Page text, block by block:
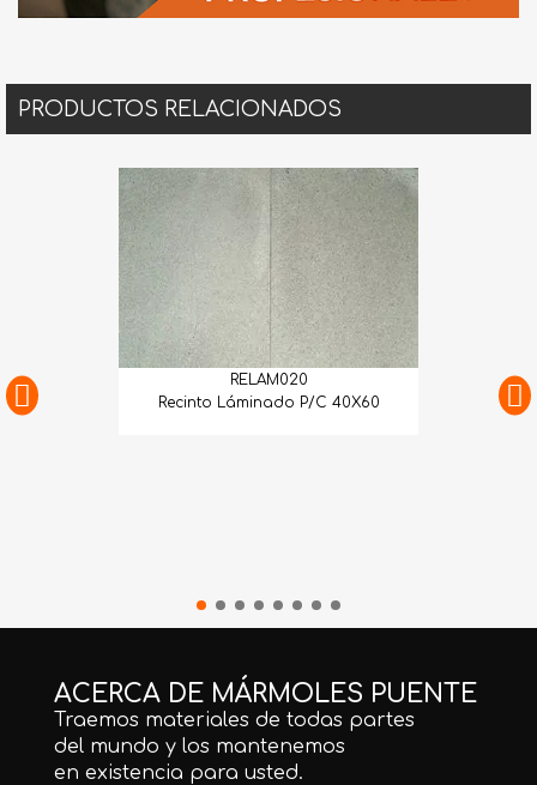
PRODUCTOS RELACIONADOS
RELAM020
Recinto Láminado P/C 40X60
ACERCA DE MÁRMOLES PUENTE
Traemos materiales de todas partes
del mundo y los mantenemos
en existencia para usted.